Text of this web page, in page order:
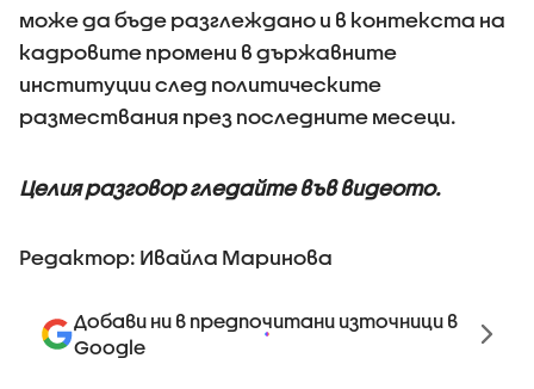
може да бъде разглеждано и в контекста на
кадровите промени в държавните
институции след политическите
размествания през последните месеци.
Целия разговор гледайте във видеото.
Редактор: Ивайла Маринова
Добави ни в предпочитани източници в
Google